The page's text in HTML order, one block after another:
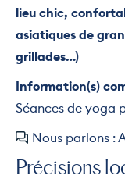
lieu chic,
asiatiques de
grillades…)
Information(s)
Séances de yoga
Nous parlons :
Précisions